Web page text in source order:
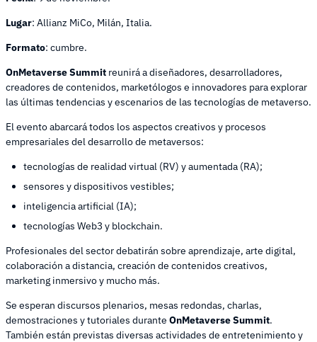
Lugar: Allianz MiCo, Milán, Italia.
Formato: cumbre.
OnMetaverse Summit reunirá a diseñadores, desarrolladores,
creadores de contenidos, marketólogos e innovadores para explorar
las últimas tendencias y escenarios de las tecnologías de metaverso.
El evento abarcará todos los aspectos creativos y procesos
empresariales del desarrollo de metaversos:
tecnologías de realidad virtual (RV) y aumentada (RA);
sensores y dispositivos vestibles;
inteligencia artificial (IA);
tecnologías Web3 y blockchain.
Profesionales del sector debatirán sobre aprendizaje, arte digital,
colaboración a distancia, creación de contenidos creativos,
marketing inmersivo y mucho más.
Se esperan discursos plenarios, mesas redondas, charlas,
demostraciones y tutoriales durante OnMetaverse Summit.
También están previstas diversas actividades de entretenimiento y